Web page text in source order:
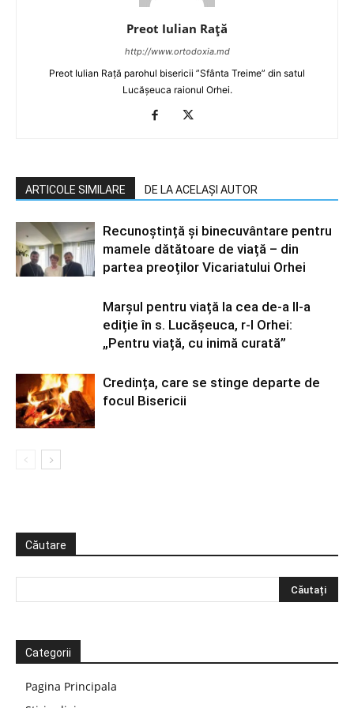
Preot Iulian Raţă
http://www.ortodoxia.md
Preot Iulian Rață parohul bisericii ”Sfânta Treime” din satul
Lucășeuca raionul Orhei.
ARTICOLE SIMILARE DE LA ACELAȘI AUTOR
Recunoștință și binecuvântare pentru
mamele dătătoare de viață – din
partea preoților Vicariatului Orhei
Marșul pentru viață la cea de-a II-a
ediție în s. Lucășeuca, r-l Orhei:
„Pentru viață, cu inimă curată”
Credința, care se stinge departe de
focul Bisericii
Căutare
Categorii
Pagina Principala